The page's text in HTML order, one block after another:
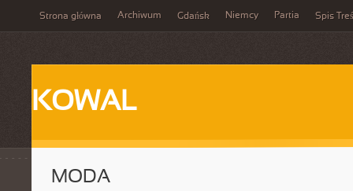
Strona główna Archiwum Gdańsk Niemcy Partia Spis
KOWAL
MODA